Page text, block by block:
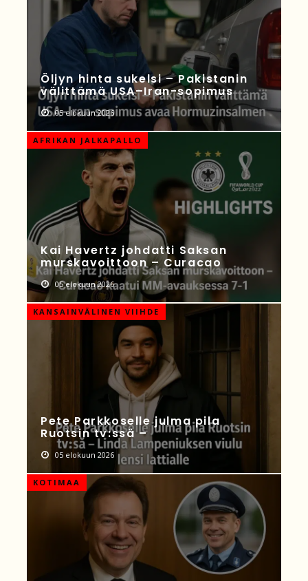
Öljyn hinta sukelsi – Pakistanin
välittämä USA–Iran-sopimus
05 elokuun 2026
AFRIKAN JALKAPALLO
Kai Havertz johdatti Saksan
murskavoittoon – Curacao
05 elokuun 2026
KANSAINVÄLINEN VIIHDE
Pete Parkkoselle julma pila
Ruotsin tv:ssä –
05 elokuun 2026
KOTIMAA